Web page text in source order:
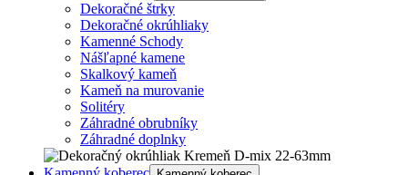
Dekoračné štrky
Dekoračné okrúhliaky
Kamenné Schody
Nášľapné kamene
Skalkový kameň
Kameň na murovanie
Solitéry
Záhradné obrubníky
Záhradné doplnky